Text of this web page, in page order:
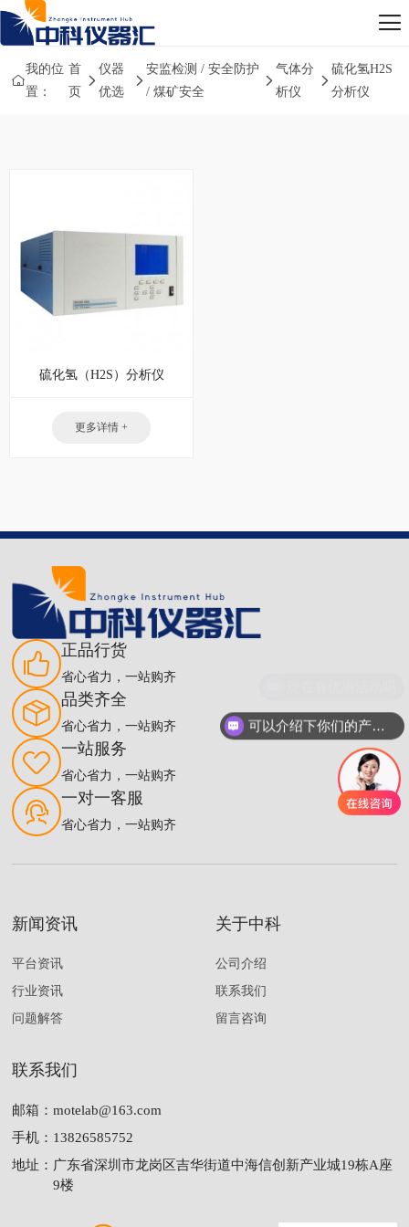
我的位
置：
首
页
仪器
优选
安监检测 / 安全防护
/ 煤矿安全
气体分
析仪
硫化氢H2S
分析仪
硫化氢（H2S）分析仪
更多详情 +
正品行货
省心省力，一站购齐
品类齐全
省心省力，一站购齐
一站服务
省心省力，一站购齐
一对一客服
省心省力，一站购齐
新闻资讯
平台资讯
行业资讯
问题解答
关于中科
公司介绍
联系我们
留言咨询
联系我们
邮箱：motelab@163.com
手机： 13826585752
地址： 广东省深圳市龙岗区吉华街道中海信创新产业城19栋A座
9楼
可以介绍下你们的产品么